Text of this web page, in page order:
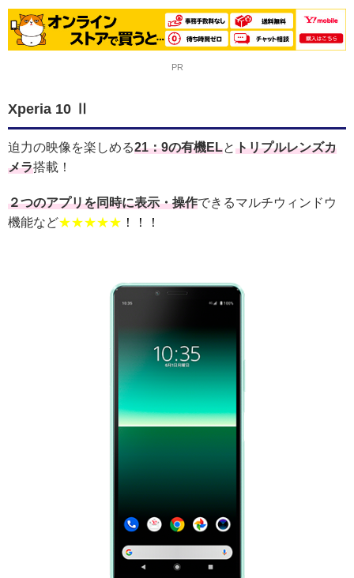
PR
Xperia 10 Ⅱ
迫力の映像を楽しめる21：9の有機ELとトリプルレンズカ
メラ搭載！
２つのアプリを同時に表示・操作できるマルチウィンドウ
機能など★★★★★ ！！！